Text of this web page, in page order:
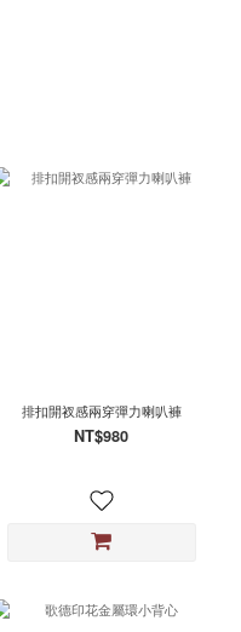
排扣開衩感兩穿彈力喇叭褲
NT$980